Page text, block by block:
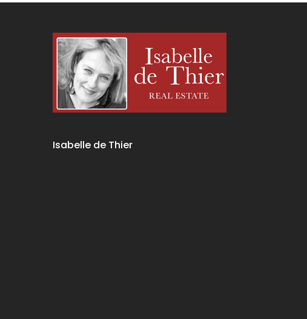
Isabelle de Thier